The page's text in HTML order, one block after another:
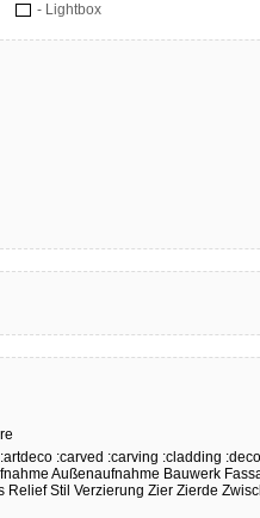
- Lightbox
:artdeco :carved :carving :cladding
Außenaufnahme Bauwerk
Relief Stil Verzierung Zier Zierde